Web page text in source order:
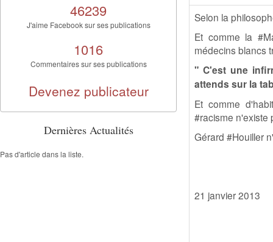
Selon la
Et comme la
médecins blancs
" C'est une
attends sur la
Et comme
#racisme n'existe
Gérard #Houiller
21 janvier 2013
46239
J'aime Facebook sur ses publications
1016
Commentaires sur ses publications
Devenez publicateur
Dernières Actualités
Pas d'article dans la liste.